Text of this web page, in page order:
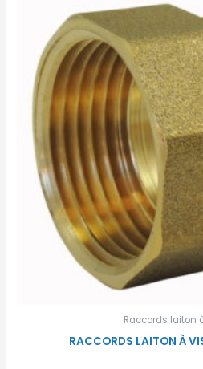
Raccords laiton
RACCORDS LAITON À